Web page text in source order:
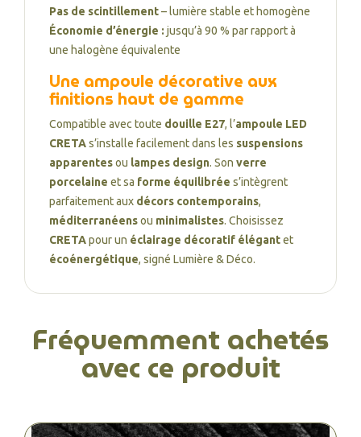
Pas de scintillement– lumière stable et homogène
Économie d’énergie : jusqu’à 90 % par rapport à
une halogène équivalente
Une ampoule décorative aux
finitions haut de gamme
Compatible avec toute douille E27, l’ampoule LED
CRETAs’installe facilement dans les suspensions
apparentesou lampes design. Son verre
porcelaine et sa forme équilibrée s’intègrent
parfaitement aux décors contemporains,
méditerranéensou minimalistes. Choisissez
CRETApour un éclairage décoratif élégantet
écoénergétique, signé Lumière & Déco.
Fréquemment achetés
avec ce produit